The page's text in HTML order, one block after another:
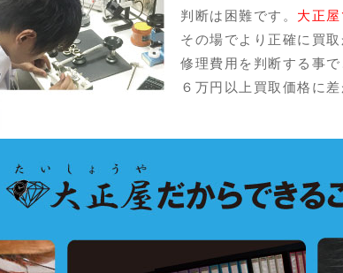
判断は困難です。 大正
その場でより正確に買
修理費用を判断する事
６万円以上買取価格に